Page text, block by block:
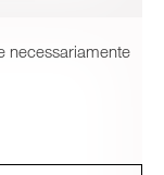
necessariamente